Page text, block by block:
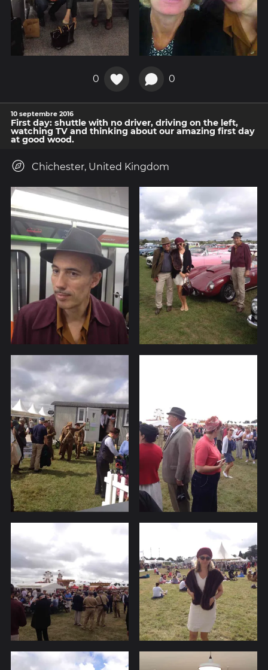
0 0
10 septembre 2016
First day: shuttle with no driver, driving on the left,
watching TV and thinking about our amazing first day
at good wood.
Chichester, United Kingdom